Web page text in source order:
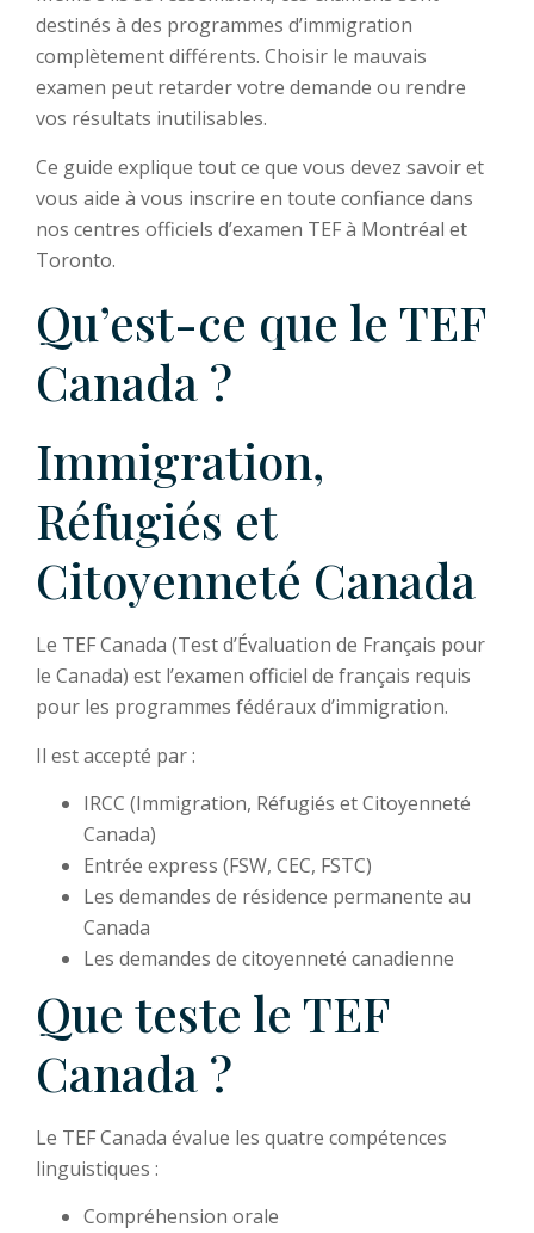
destinés à des programmes d’immigration
complètement différents. Choisir le mauvais
examen peut retarder votre demande ou rendre
vos résultats inutilisables.
Ce guide explique tout ce que vous devez savoir et
vous aide à vous inscrire en toute confiance dans
nos centres officiels d’examen TEF à Montréal et
Toronto.
Qu’est-ce que le TEF
Canada ?
Immigration,
Réfugiés et
Citoyenneté Canada
Le TEF Canada (Test d’Évaluation de Français pour
le Canada) est l’examen officiel de français requis
pour les programmes fédéraux d’immigration.
Il est accepté par :
IRCC (Immigration, Réfugiés et Citoyenneté
Canada)
Entrée express (FSW, CEC, FSTC)
Les demandes de résidence permanente au
Canada
Les demandes de citoyenneté canadienne
Que teste le TEF
Canada ?
Le TEF Canada évalue les quatre compétences
linguistiques :
Compréhension orale